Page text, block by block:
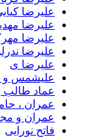
علیرضا
علیرضا
علیرضا
علیرضا
علیرضا ی
علیشمس و
عماد طالب
عمران ،
عمران و
فاتح نورایی